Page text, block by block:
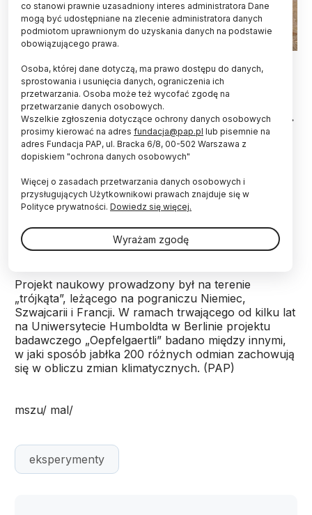
Niezidentyfikowani sprawcy niemal całkowicie
ogołocili z owoców jabłonie, które były objęte
projektem badawczym; doszło do tego w Binzen k.
Loerrach (Badenia-Wirtembergia) –
poinformowała w czwartek dpa. Zdarzenie miało
miejsce w połowie sierpnia.
W sumie ukradziono 400 kg jabłek specjalnych
odmian – podała policja. Owoce były zabezpieczone
specjalnym ogrodzeniem, chroniącym przed dzikimi
zwierzętami.
Projekt naukowy prowadzony był na terenie
„trójkąta”, leżącego na pograniczu Niemiec,
Szwajcarii i Francji. W ramach trwającego od kilku lat
na Uniwersytecie Humboldta w Berlinie projektu
badawczego „Oepfelgaertli” badano między innymi,
w jaki sposób jabłka 200 różnych odmian zachowują
się w obliczu zmian klimatycznych. (PAP)
mszu/ mal/
eksperymenty
co stanowi prawnie uzasadniony interes administratora Dane
mogą być udostępniane na zlecenie administratora danych
podmiotom uprawnionym do uzyskania danych na podstawie
obowiązującego prawa.
Osoba, której dane dotyczą, ma prawo dostępu do danych,
sprostowania i usunięcia danych, ograniczenia ich
przetwarzania. Osoba może też wycofać zgodę na
przetwarzanie danych osobowych.
Wszelkie zgłoszenia dotyczące ochrony danych osobowych
prosimy kierować na adres fundacja@pap.pl lub pisemnie na
adres Fundacja PAP, ul. Bracka 6/8, 00-502 Warszawa z
dopiskiem "ochrona danych osobowych"
Więcej o zasadach przetwarzania danych osobowych i
przysługujących Użytkownikowi prawach znajduje się w
Polityce prywatności. Dowiedz się więcej.
Wyrażam zgodę